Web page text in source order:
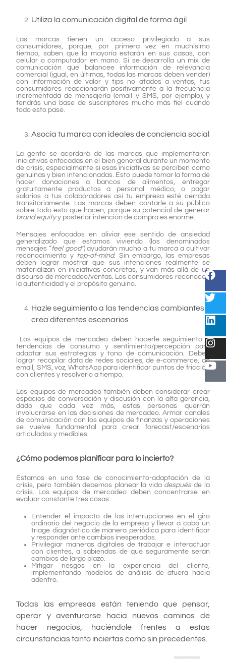
Utiliza la comunicación digital de forma ágil
Las marcas tienen un acceso privilegiado a sus
consumidores, porque, por primera vez en muchísimo
tiempo, saben que la mayoría estarán en sus casas, con
celular o computador en mano. Si se desarrolla un mix de
comunicación que balancee información de relevancia
comercial (igual, en últimas, todas las marcas deben vender)
con información de valor y tips no atados a ventas, tus
consumidores reaccionarán positivamente a la frecuencia
incrementada de mensajería (email y SMS, por ejemplo), y
tendrás una base de suscriptores mucho más fiel cuando
todo esto pase.
Asocia tu marca con ideales de conciencia social
La gente se acordará de las marcas que implementaron
iniciativas enfocadas en el bien general durante un momento
de crisis, especialmente si esas iniciativas se perciben como
genuinas y bien intencionadas. Esto puede tomar la forma de
hacer donaciones a bancos de alimentos, entregar
gratuitamente productos a personal médico, o pagar
salarios a tus colaboradores así tu empresa esté cerrada
transitoriamente. Las marcas deben contarle a su público
sobre todo esto que hacen, porque su potencial de generar
brand equityy posterior intención de compra es enorme.
Mensajes enfocados en aliviar ese sentido de ansiedad
generalizado que estamos viviendo (los denominados
mensajes “feel good”) ayudarán mucho a tu marca a cultivar
reconocimiento y top-of-mind. Sin embargo, las empresas
deben lograr mostrar que sus intenciones realmente se
materializan en iniciativas concretas, y van más allá de un
discurso de mercadeo/ventas. Los consumidores reconocen
la autenticidad y el propósito genuino.
Hazle seguimiento a las tendencias cambiantes y
crea diferentes escenarios
Los equipos de mercadeo deben hacerle seguimiento a
tendencias de consumo y sentimiento/percepción para
adaptar sus estrategias y tono de comunicación. Deben
lograr recopilar data de redes sociales, de e-commerce, de
email, SMS, voz, WhatsApp para identificar puntos de fricción
con clientes y resolverlo a tiempo.
Los equipos de mercadeo también deben considerar crear
espacios de conversación y discusión con la alta gerencia,
dado que cada vez más, estas personas querrán
involucrarse en las decisiones de mercadeo. Armar canales
de comunicación con los equipos de finanzas y operaciones
se vuelve fundamental para crear forecast/escenarios
articulados y medibles.
¿Cómo podemos planificar para lo incierto?
Estamos en una fase de conocimiento-adaptación de la
crisis, pero también debemos planear la vida despuésde la
crisis. Los equipos de mercadeo deben concentrarse en
evaluar constante tres cosas:
Entender el impacto de las interrupciones en el giro
ordinario del negocio de la empresa y llevar a cabo un
triage diagnóstico de manera periódica para identificar
y responder ante cambios inesperados.
Privilegiar maneras digitales de trabajar e interactuar
con clientes, a sabiendas de que seguramente serán
cambios de largo plazo.
Mitigar riesgos en la experiencia del cliente,
implementando modelos de análisis de afuera hacia
adentro.
Todas las empresas están teniendo que pensar,
operar y aventurarse hacia nuevos caminos de
hacer negocios, haciéndole frentes a estas
circunstancias tanto inciertas como sin precedentes.